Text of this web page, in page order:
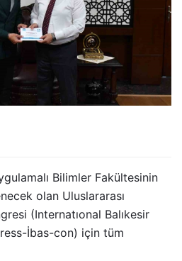
Bilimler Fakültesinin
olan Uluslararası
(Internatıonal Balıkesir
İbas-con) için tüm